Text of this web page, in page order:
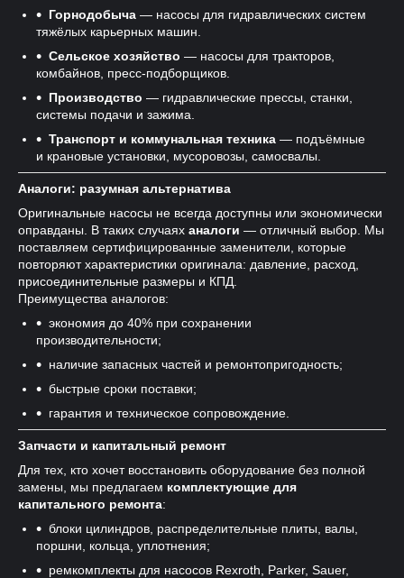
Горнодобыча — насосы для гидравлических систем
тяжёлых карьерных машин.
Сельское хозяйство — насосы для тракторов,
комбайнов, пресс-подборщиков.
Производство — гидравлические прессы, станки,
системы подачи и зажима.
Транспорт и коммунальная техника — подъёмные
и крановые установки, мусоровозы, самосвалы.
Аналоги: разумная альтернатива
Оригинальные насосы не всегда доступны или экономически
оправданы. В таких случаях аналоги — отличный выбор. Мы
поставляем сертифицированные заменители, которые
повторяют характеристики оригинала: давление, расход,
присоединительные размеры и КПД.
Преимущества аналогов:
экономия до 40% при сохранении
производительности;
наличие запасных частей и ремонтопригодность;
быстрые сроки поставки;
гарантия и техническое сопровождение.
Запчасти и капитальный ремонт
Для тех, кто хочет восстановить оборудование без полной
замены, мы предлагаем комплектующие для
капитального ремонта:
блоки цилиндров, распределительные плиты, валы,
поршни, кольца, уплотнения;
ремкомплекты для насосов Rexroth, Parker, Sauer,